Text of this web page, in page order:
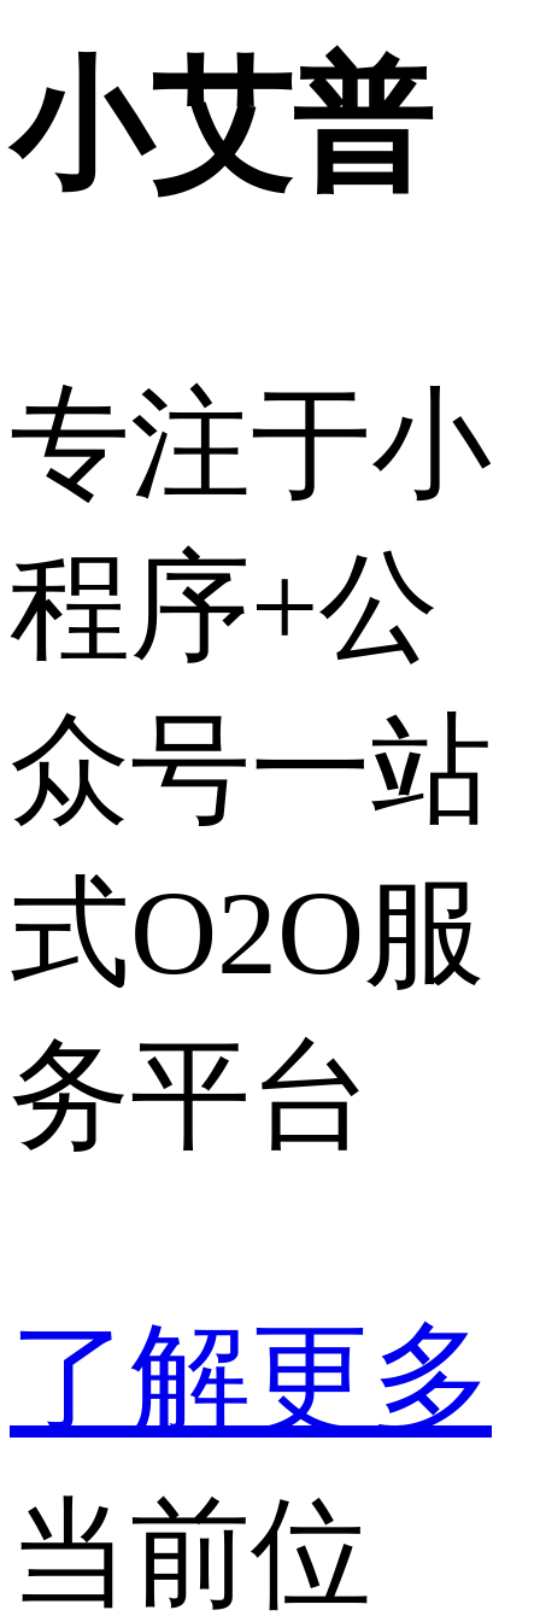
小艾普
专注于小
程序+公
众号一站
式O2O服
务平台
了解更多
当前位